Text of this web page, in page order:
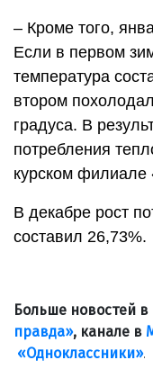
– Кроме того,
Если в первом
температура
втором
градуса. В
потребления
курском
В декабре рост
составил 26,73%.
Больше новостей
правда», канале в
«Одноклассники».